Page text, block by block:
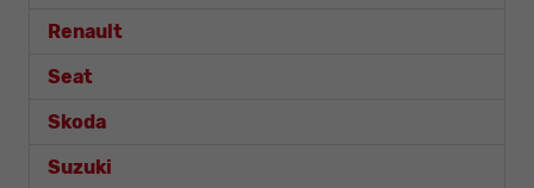
Renault
Seat
Skoda
Suzuki